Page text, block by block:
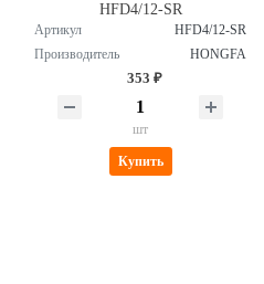
HFD4/12-SR
Артикул
HFD4/12-SR
Производитель
HONGFA
353 ₽
шт
Купить